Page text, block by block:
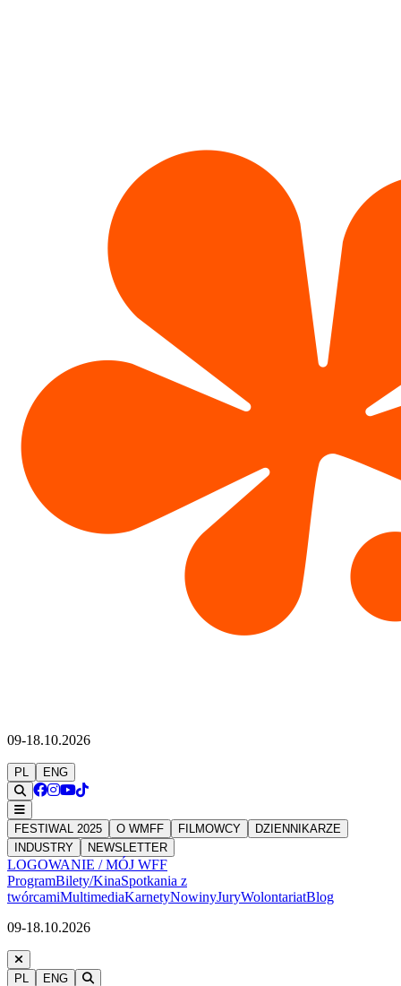
09-18.10.2026
PL ENG
FESTIWAL 2025 O WMFF FILMOWCY
DZIENNIKARZE
INDUSTRY
NEWSLETTER
LOGOWANIE / MÓJ WFF
ProgramBilety/KinaSpotkania z
twórcamiMultimediaKarnetyNowinyJuryWolontariatBlog
09-18.10.2026
PL
ENG